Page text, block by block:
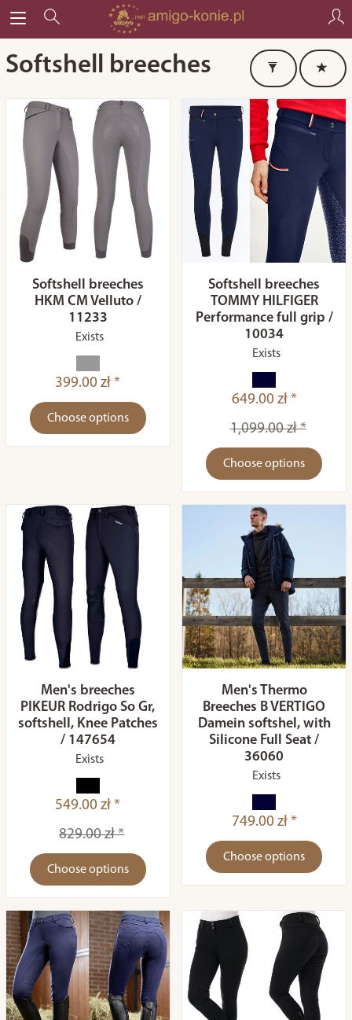
Softshell breeches
Softshell breeches
HKM CM Velluto /
11233
Exists
399.00 zł *
Choose options
Softshell breeches
TOMMY HILFIGER
Performance full grip /
10034
Exists
649.00 zł *
1,099.00 zł *
Choose options
Men's breeches
PIKEUR Rodrigo So Gr,
softshell, Knee Patches
/ 147654
Exists
549.00 zł *
829.00 zł *
Choose options
Men's Thermo
Breeches B VERTIGO
Damein softshel, with
Silicone Full Seat /
36060
Exists
749.00 zł *
Choose options